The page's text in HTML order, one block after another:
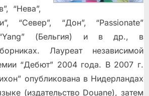
“Нева”,
“Север”, “Дон”, “Passionate”
“Yang” (Бельгия) и в др., в
Лауреат независимой
“Дебют” 2004 года. В 2007 г.
опубликована в Нидерландах
(издательство Douane), затем